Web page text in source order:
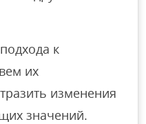
к
их
изменения
значений.